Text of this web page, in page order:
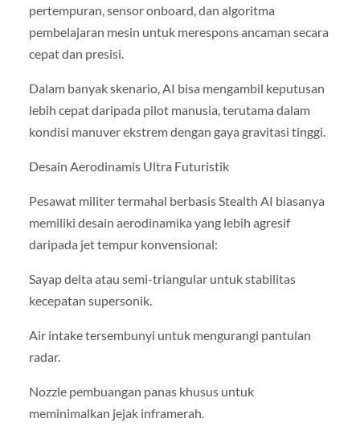
pertempuran, sensor onboard, dan algoritma
pembelajaran mesin untuk merespons ancaman secara
cepat dan presisi.
Dalam banyak skenario, AI bisa mengambil keputusan
lebih cepat daripada pilot manusia, terutama dalam
kondisi manuver ekstrem dengan gaya gravitasi tinggi.
Desain Aerodinamis Ultra Futuristik
Pesawat militer termahal berbasis Stealth AI biasanya
memiliki desain aerodinamika yang lebih agresif
daripada jet tempur konvensional:
Sayap delta atau semi-triangular untuk stabilitas
kecepatan supersonik.
Air intake tersembunyi untuk mengurangi pantulan
radar.
Nozzle pembuangan panas khusus untuk
meminimalkan jejak inframerah.